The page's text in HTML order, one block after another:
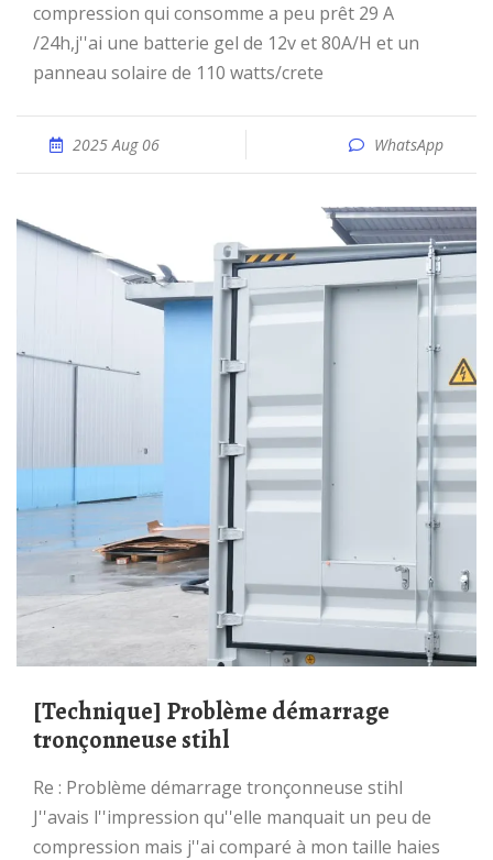
compression qui consomme a peu prêt 29 A
/24h,j''ai une batterie gel de 12v et 80A/H et un
panneau solaire de 110 watts/crete
2025 Aug 06 WhatsApp
[Technique] Problème démarrage
tronçonneuse stihl
Re : Problème démarrage tronçonneuse stihl
J''avais l''impression qu''elle manquait un peu de
compression mais j''ai comparé à mon taille haies